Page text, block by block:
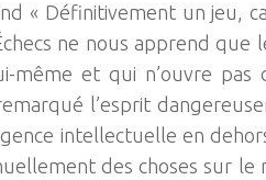
« Définitivement un jeu,
ne nous apprend que
même et qui n’ouvre
l’esprit
intellectuelle en
des choses sur